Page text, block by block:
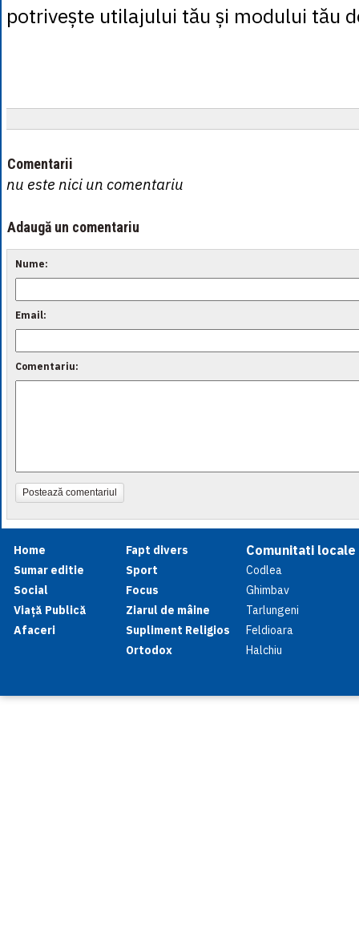
potrivește utilajului tău și modului tău
Comentarii
nu este nici un comentariu
Adaugă un comentariu
Nume:
Email:
Comentariu:
Postează comentariul
Home
Sumar editie
Social
Viață Publică
Afaceri
Fapt divers
Sport
Focus
Ziarul de mâine
Supliment Religios
Ortodox
Comunitati locale
Codlea
Ghimbav
Tarlungeni
Feldioara
Halchiu